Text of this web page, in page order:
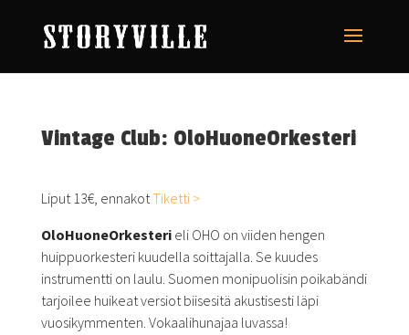
Vintage Club: OloHuoneOrkesteri
Liput 13€, ennakotTiketti >
OloHuoneOrkesterieli OHO on viiden hengen
huippuorkesteri kuudella soittajalla. Se kuudes
instrumentti on laulu. Suomen monipuolisin poikabändi
tarjoilee huikeat versiot biisesitä akustisesti läpi
vuosikymmenten. Vokaalihunajaa luvassa!